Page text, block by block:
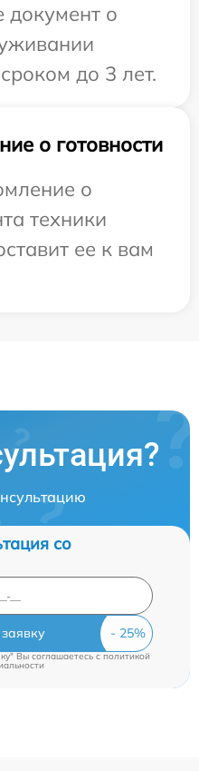
документ о
до 3 лет.
о готовности
о
техники
ее к вам
со
Вы соглашаетесь cполитикой